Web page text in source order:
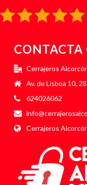
CONTACTA
Cerrajeros
Av. de Lisboa 10,
624026062
Cerrajeros